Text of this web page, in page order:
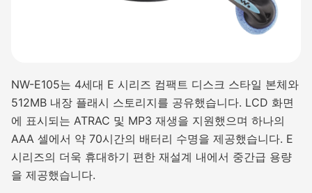
NW-E105는 4세대 E 시리즈 컴팩트 디스크 스타일 본체와
512MB 내장 플래시 스토리지를 공유했습니다. LCD 화면
에 표시되는 ATRAC 및 MP3 재생을 지원했으며 하나의
AAA 셀에서 약 70시간의 배터리 수명을 제공했습니다. E
시리즈의 더욱 휴대하기 편한 재설계 내에서 중간급 용량
을 제공했습니다.